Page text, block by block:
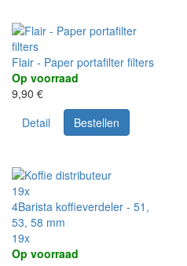
Flair - Paper portafilter filters
Op voorraad
9,90 €
Detail
Bestellen
19x
4Barista koffieverdeler - 51,
53, 58 mm
19x
Op voorraad